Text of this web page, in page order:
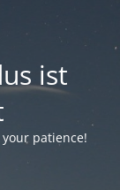
ist
patience!